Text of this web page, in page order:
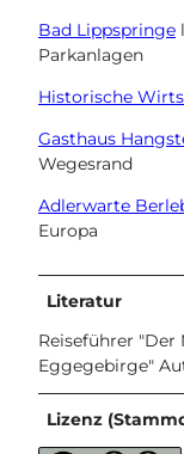
Bad Lippspringe
Parkanlagen
Historische
Gasthaus
Wegesrand
Adlerwarte
Europa
Literatur
Reiseführer
Eggegebirge"
Lizenz